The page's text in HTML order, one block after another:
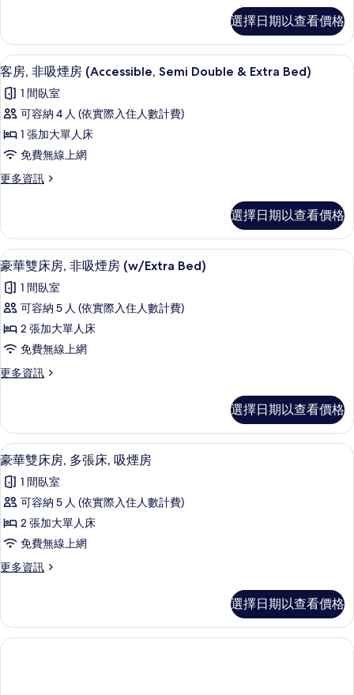
人
床,
非
吸
煙
房
(Semi
Double)
有
相
片
1
張
小
雙
人
非
吸
房
詳
情
選擇日期以查看價格
顯
示
客
房,
非
煙
(Accessible,
Semi
Double
&
Extra
Bed)
的
所
有
片
客房內保險箱、書桌、遮光布/窗簾、
6
客房, 非吸煙房 (Accessible, Semi Double & Extra Bed)
1 間臥室
可容納 4 人 (依實際入住人數計費)
1 張加大單人床
免費無線上網
更多資訊
更
非
吸
煙
(Accessible,
Semi
&
Extra
的
選擇日期以查看價格
顯
示
豪
華
雙
房,
吸
煙
房
(w/Extra
Bed)
的
所
有
客房內保險箱、書桌、遮光布/窗簾、
7
豪華雙床房, 非吸煙房 (w/Extra Bed)
1 間臥室
可容納 5 人 (依實際入住人數計費)
2 張加大單人床
免費無線上網
更多資訊
更
雙
床
房,
吸
煙
(w/Extra
Bed)
詳
選擇日期以查看價格
顯
示
豪
華
雙
房,
張
床,
豪華雙床房, 多張床, 吸煙房 | 客房內
7
豪華雙床房, 多張床, 吸煙房
1 間臥室
可容納 5 人 (依實際入住人數計費)
2 張加大單人床
免費無線上網
更多資訊
更
雙
床
房,
選擇日期以查看價格